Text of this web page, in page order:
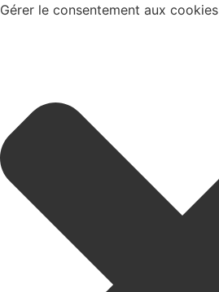
Gérer le consentement aux cookies